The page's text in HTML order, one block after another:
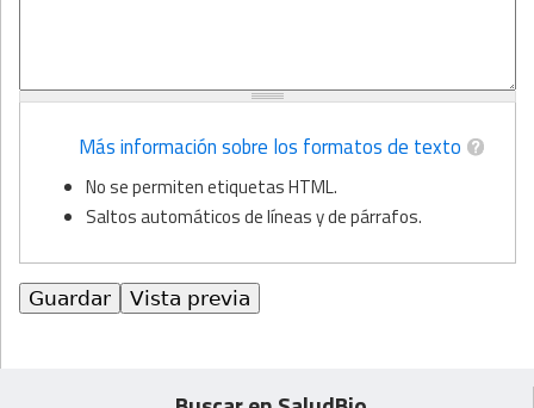
Más información sobre los formatos de texto
No se permiten etiquetas HTML.
Saltos automáticos de líneas y de párrafos.